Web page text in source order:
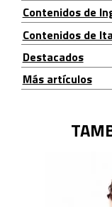
Contenidos de
Contenidos de
Destacados
Más artículos